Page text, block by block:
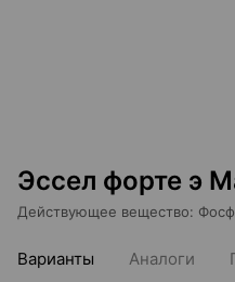
Эссел форте э
Действующее вещество:
Варианты Аналоги